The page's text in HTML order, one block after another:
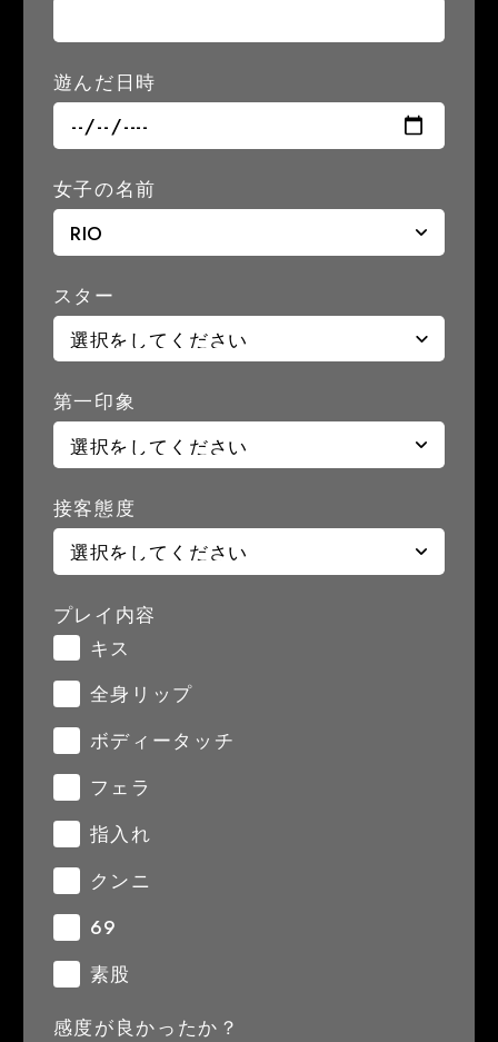
遊んだ日時
女子の名前
スター
第一印象
接客態度
プレイ内容
キス
全身リップ
ボディータッチ
フェラ
指入れ
クンニ
69
素股
感度が良かったか？